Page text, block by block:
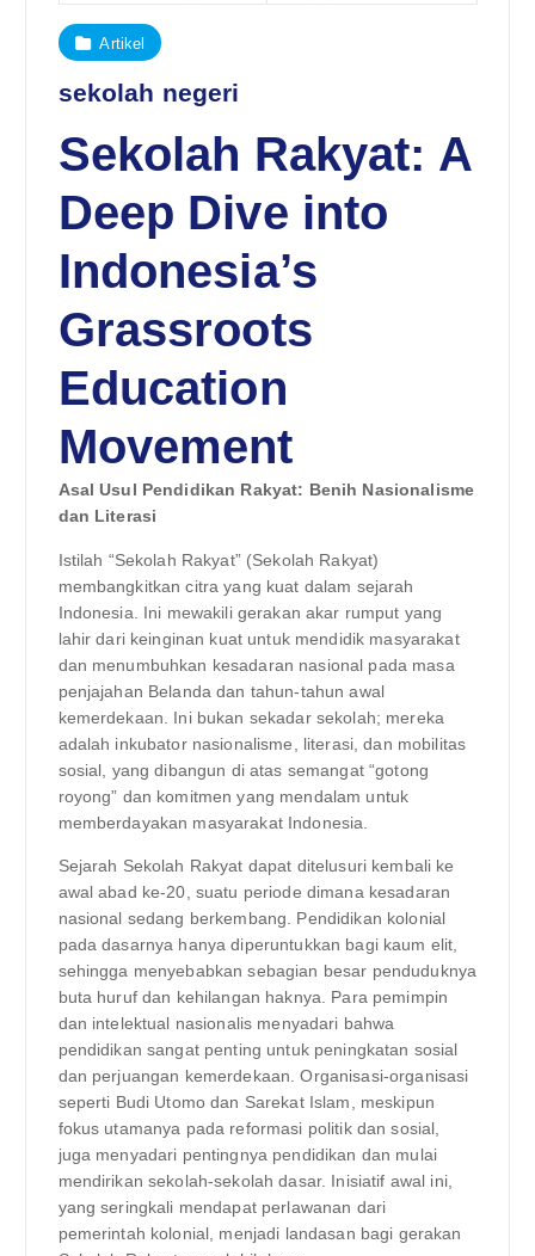
Artikel
sekolah negeri
Sekolah Rakyat: A
Deep Dive into
Indonesia’s
Grassroots
Education
Movement
Asal Usul Pendidikan Rakyat: Benih Nasionalisme
dan Literasi
Istilah “Sekolah Rakyat” (Sekolah Rakyat)
membangkitkan citra yang kuat dalam sejarah
Indonesia. Ini mewakili gerakan akar rumput yang
lahir dari keinginan kuat untuk mendidik masyarakat
dan menumbuhkan kesadaran nasional pada masa
penjajahan Belanda dan tahun-tahun awal
kemerdekaan. Ini bukan sekadar sekolah; mereka
adalah inkubator nasionalisme, literasi, dan mobilitas
sosial, yang dibangun di atas semangat “gotong
royong” dan komitmen yang mendalam untuk
memberdayakan masyarakat Indonesia.
Sejarah Sekolah Rakyat dapat ditelusuri kembali ke
awal abad ke-20, suatu periode dimana kesadaran
nasional sedang berkembang. Pendidikan kolonial
pada dasarnya hanya diperuntukkan bagi kaum elit,
sehingga menyebabkan sebagian besar penduduknya
buta huruf dan kehilangan haknya. Para pemimpin
dan intelektual nasionalis menyadari bahwa
pendidikan sangat penting untuk peningkatan sosial
dan perjuangan kemerdekaan. Organisasi-organisasi
seperti Budi Utomo dan Sarekat Islam, meskipun
fokus utamanya pada reformasi politik dan sosial,
juga menyadari pentingnya pendidikan dan mulai
mendirikan sekolah-sekolah dasar. Inisiatif awal ini,
yang seringkali mendapat perlawanan dari
pemerintah kolonial, menjadi landasan bagi gerakan